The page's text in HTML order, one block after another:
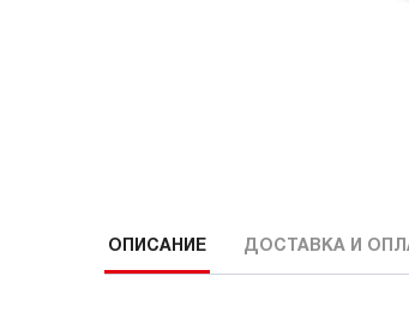
ОПИСАНИЕ ДОСТАВКА И